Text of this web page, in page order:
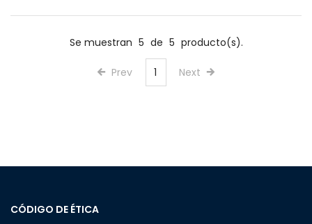
Se muestran 5 de 5 producto(s).
Prev 1 Next
CÓDIGO DE ÉTICA